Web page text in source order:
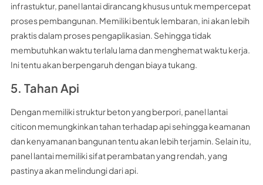
infrastuktur, panel lantai dirancang khusus untuk mempercepat
proses pembangunan. Memiliki bentuk lembaran, ini akan lebih
praktis dalam proses pengaplikasian. Sehingga tidak
membutuhkan waktu terlalu lama dan menghemat waktu kerja.
Ini tentu akan berpengaruh dengan biaya tukang.
5. Tahan Api
Dengan memiliki struktur beton yang berpori, panel lantai
citicon memungkinkan tahan terhadap api sehingga keamanan
dan kenyamanan bangunan tentu akan lebih terjamin. Selain itu,
panel lantai memiliki sifat perambatan yang rendah, yang
pastinya akan melindungi dari api.